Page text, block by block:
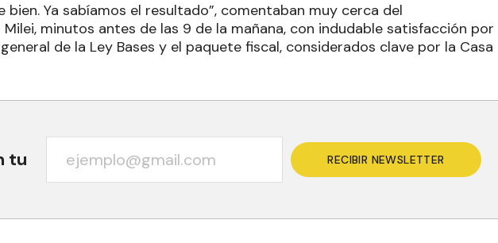
bien. Ya sabíamos el resultado”, comentaban muy cerca del
minutos antes de las 9 de la mañana, con indudable satisfacción por
de la Ley Bases y el paquete fiscal, considerados clave por la Casa
tu RECIBIR NEWSLETTER